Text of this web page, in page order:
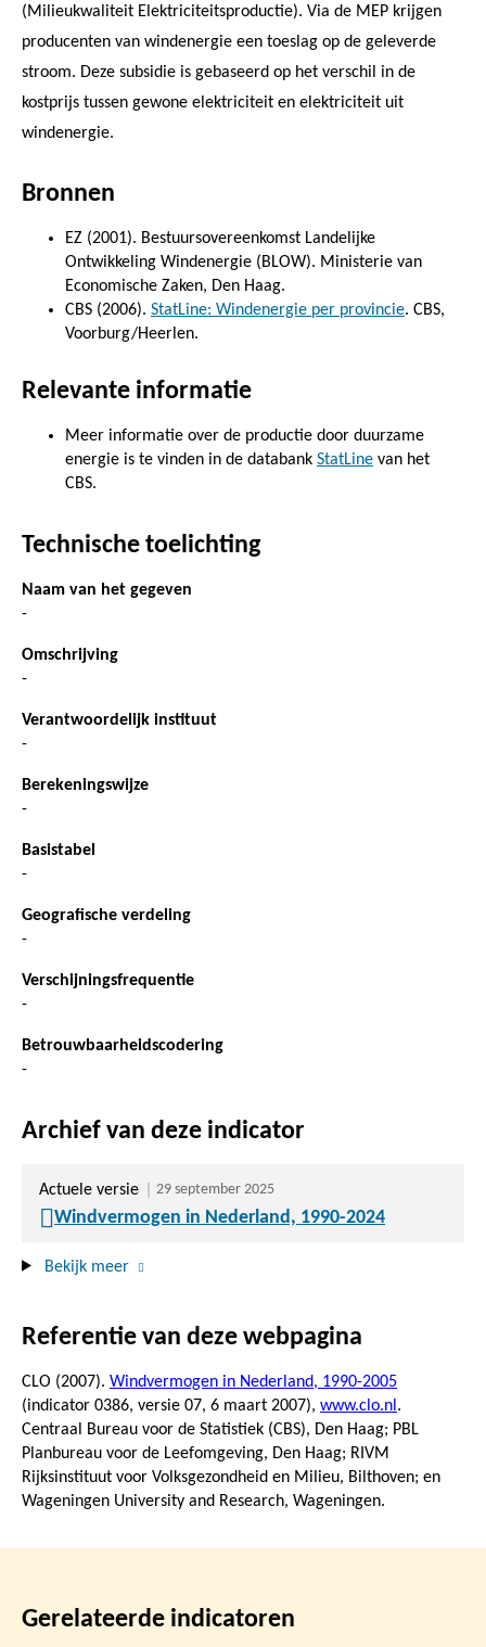
(Milieukwaliteit Elektriciteitsproductie). Via de MEP krijgen
producenten van windenergie een toeslag op de geleverde
stroom. Deze subsidie is gebaseerd op het verschil in de
kostprijs tussen gewone elektriciteit en elektriciteit uit
windenergie.
Bronnen
EZ (2001). Bestuursovereenkomst Landelijke
Ontwikkeling Windenergie (BLOW). Ministerie van
Economische Zaken, Den Haag.
CBS (2006). StatLine: Windenergie per provincie. CBS,
Voorburg/Heerlen.
Relevante informatie
Meer informatie over de productie door duurzame
energie is te vinden in de databank StatLine van het
CBS.
Technische toelichting
Naam van het gegeven
-
Omschrijving
-
Verantwoordelijk instituut
-
Berekeningswijze
-
Basistabel
-
Geografische verdeling
-
Verschijningsfrequentie
-
Betrouwbaarheidscodering
-
Archief van deze indicator
Actuele versie 29 september 2025
Windvermogen in Nederland, 1990-2024
Bekijk meer
Referentie van deze webpagina
CLO (2007). Windvermogen in Nederland, 1990-2005
(indicator 0386, versie 07, 6 maart 2007), www.clo.nl .
Centraal Bureau voor de Statistiek (CBS), Den Haag; PBL
Planbureau voor de Leefomgeving, Den Haag; RIVM
Rijksinstituut voor Volksgezondheid en Milieu, Bilthoven; en
Wageningen University and Research, Wageningen.
Gerelateerde indicatoren